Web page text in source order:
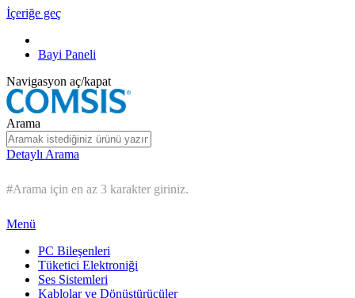
İçeriğe geç
Bayi Paneli
Navigasyon aç/kapat
Arama
Detaylı Arama
#Arama için en az 3 karakter giriniz.
Menü
PC Bileşenleri
Tüketici Elektroniği
Ses Sistemleri
Kablolar ve Dönüştürücüler